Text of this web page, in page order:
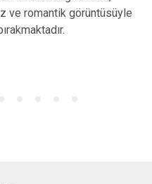
ve romantik görüntüsüyle